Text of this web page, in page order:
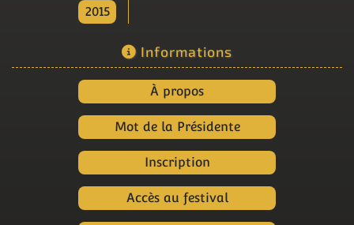
2015
Informations
À propos
Mot de la Présidente
Inscription
Accès au festival